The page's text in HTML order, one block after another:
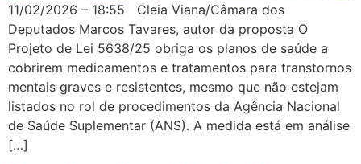
11/02/2026 – 18:55 Cleia Viana/Câmara dos
Deputados Marcos Tavares, autor da proposta O
Projeto de Lei 5638/25 obriga os planos de saúde a
cobrirem medicamentos e tratamentos para transtornos
mentais graves e resistentes, mesmo que não estejam
listados no rol de procedimentos da Agência Nacional
de Saúde Suplementar (ANS). A medida está em análise
[…]